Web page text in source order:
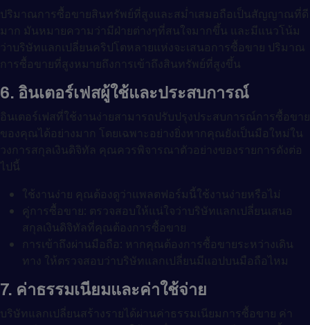
ปริมาณการซื้อขายสินทรัพย์ที่สูงและสม่ำเสมอถือเป็นสัญญาณที่ดี
มาก มันหมายความว่ามีฝ่ายต่างๆที่สนใจมากขึ้น และมีแนวโน้ม
ว่าบริษัทแลกเปลี่ยนคริปโตหลายแห่งจะเสนอการซื้อขาย ปริมาณ
การซื้อขายที่สูงหมายถึงการเข้าถึงสินทรัพย์ที่สูงขึ้น
6. อินเตอร์เฟสผู้ใช้และประสบการณ์
อินเตอร์เฟสที่ใช้งานง่ายสามารถปรับปรุงประสบการณ์การซื้อขาย
ของคุณได้อย่างมาก โดยเฉพาะอย่างยิ่งหากคุณยังเป็นมือใหม่ใน
วงการสกุลเงินดิจิทัล คุณควรพิจารณาตัวอย่างของรายการดังต่อ
ไปนี้
ใช้งานง่าย คุณต้องดูว่าแพลตฟอร์มนี้ใช้งานง่ายหรือไม่
คู่การซื้อขาย: ตรวจสอบให้แน่ใจว่าบริษัทแลกเปลี่ยนเสนอ
สกุลเงินดิจิทัลที่คุณต้องการซื้อขาย
การเข้าถึงผ่านมือถือ: หากคุณต้องการซื้อขายระหว่างเดิน
ทาง ให้ตรวจสอบว่าบริษัทแลกเปลี่ยนมีแอปบนมือถือไหม
7. ค่าธรรมเนียมและค่าใช้จ่าย
บริษัทแลกเปลี่ยนสร้างรายได้ผ่านค่าธรรมเนียมการซื้อขาย ค่า